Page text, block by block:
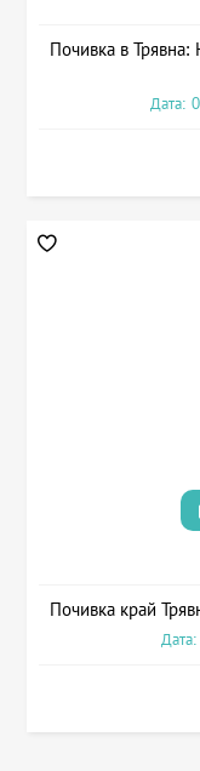
Почивка в
Дата:
Почивка край